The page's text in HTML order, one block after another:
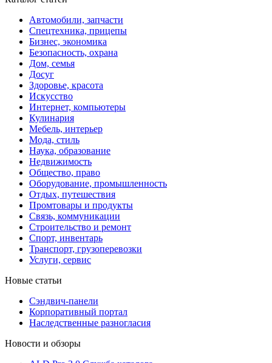
Автомобили, запчасти
Спецтехника, прицепы
Бизнес, экономика
Безопасность, охрана
Дом, семья
Досуг
Здоровье, красота
Искусство
Интернет, компьютеры
Кулинария
Мебель, интерьер
Мода, стиль
Наука, образование
Недвижимость
Общество, право
Оборудование, промышленность
Отдых, путешествия
Промтовары и продукты
Связь, коммуникации
Строительство и ремонт
Cпорт, инвентарь
Транспорт, грузоперевозки
Услуги, сервис
Новые статьи
Сэндвич-панели
Корпоративный портал
Наследственные разногласия
Новости и обзоры